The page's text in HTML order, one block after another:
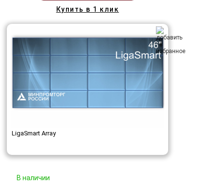
Купить в 1 клик
LigaSmart Array
В наличии